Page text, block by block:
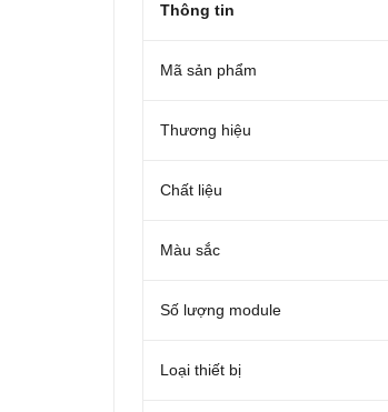
Thông tin
Mã sản phẩm
Thương hiệu
Chất liệu
Màu sắc
Số lượng module
Loại thiết bị